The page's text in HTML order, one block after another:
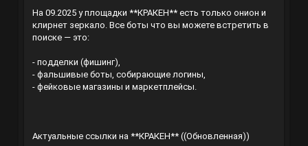
На 09.2025 у площадки **КРАКЕН** есть только онион и
клирнет зеркало. Все боты что вы можете встретить в
поиске — это:
- подделки (фишинг),
- фальшивые боты, собирающие логины,
- фейковые магазины и маркетплейсы.
Актуальные ссылки на **КРАКЕН** ((Обновленная))